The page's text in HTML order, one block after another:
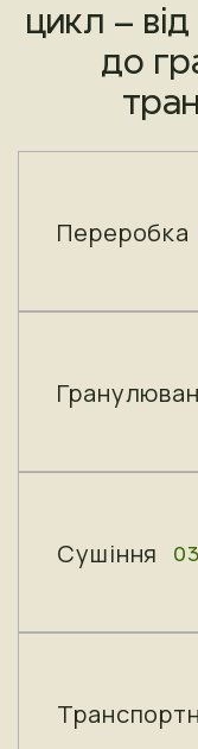
цикл –
до
Переробка
Сушіння 03